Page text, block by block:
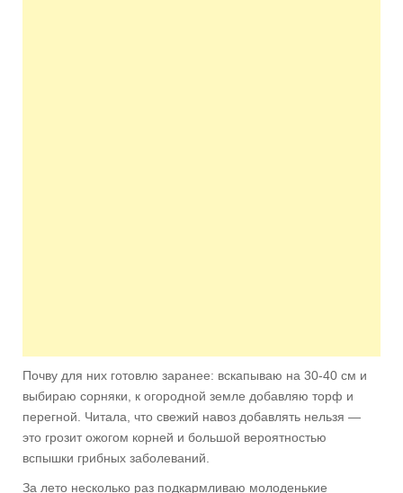
Почву для них готовлю заранее: вскапываю на 30-40 см и
выбираю сорняки, к огородной земле добавляю торф и
перегной. Читала, что свежий навоз до­бавлять нельзя —
это грозит ожогом корней и большой вероятностью
вспышки грибных заболеваний.
За лето несколько раз подкармливаю молоденькие